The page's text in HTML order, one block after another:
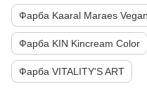
Фарба Kaaral Maraes
Фарба KIN Kincream Color
Фарба VITALITY'S ART